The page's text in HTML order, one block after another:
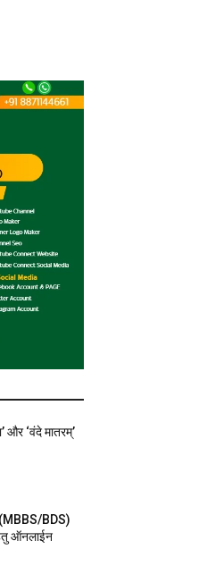
और ‘वंदे मातरम्’
(MBBS/BDS)
ऑनलाईन